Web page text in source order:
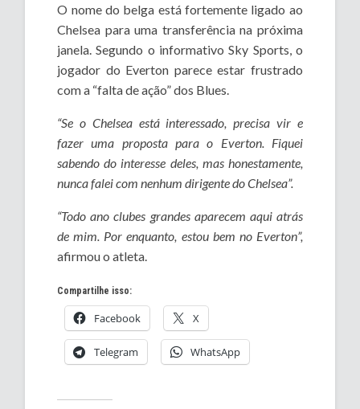
O nome do belga está fortemente ligado ao
Chelsea para uma transferência na próxima
janela. Segundo o informativo Sky Sports, o
jogador do Everton parece estar frustrado
com a “falta de ação” dos Blues.
“Se o Chelsea está interessado, precisa vir e
fazer uma proposta para o Everton. Fiquei
sabendo do interesse deles, mas honestamente,
nunca falei com nenhum dirigente do Chelsea”.
“Todo ano clubes grandes aparecem aqui atrás
de mim. Por enquanto, estou bem no Everton”,
afirmou o atleta.
Compartilhe isso:
Facebook X
Telegram WhatsApp